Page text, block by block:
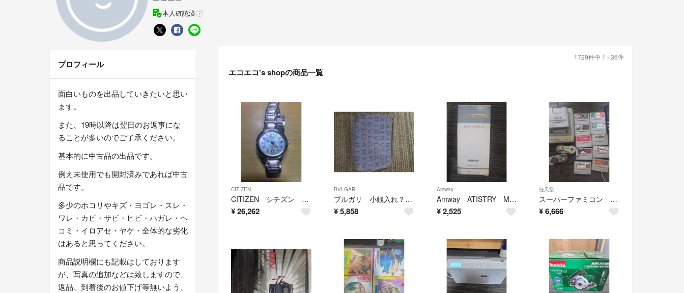
本人確認済
1729件中 1 - 36件
エコエコ's shopの商品一覧
CITIZEN
CITIZEN シチズン EXCEED エクシード 動作確認済み
¥26,262
BVLGARI
ブルガリ 小銭入れ？ ミニポーチ？ 小物入れ？ BVLGARI
¥5,858
Amway
Amway ATISTRY MILKY LOTION-O アーティストリ－ミルキーローション 80ml 乳液 日本アムウェイ
¥ 2,525
任天堂
スーパーファミコン ジャンクセット 電源確認済み
¥6,666
プロフィール
面白いものを出品していきたいと思い
ます。
また、19時以降は翌日のお返事にな
ることが多いのでご了承ください。
基本的に中古品の出品です。
例え未使用でも開封済みであれば中古
品です。
多少のホコリやキズ・ヨゴレ・スレ・
ワレ・カビ・サビ・ヒビ・ハガレ・ヘ
コミ・イロアセ・ヤケ・全体的な劣化
はあると思ってください。
商品説明欄にも記載はしております
が、写真の追加などは致しますので、
返品、到着後のお値下げ等無いよう、